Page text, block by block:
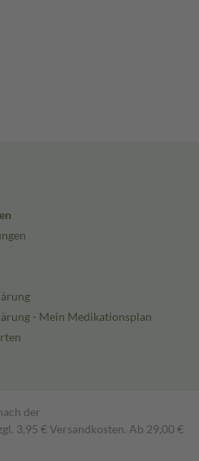
- Mein Medikationsplan
der
3,95 € Versandkosten. Ab 29,00 €